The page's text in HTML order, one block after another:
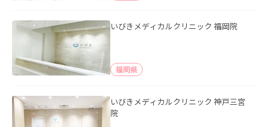
いびきメディカルクリニック 福岡院
福岡県
いびきメディカルクリニック 神戸三宮
院